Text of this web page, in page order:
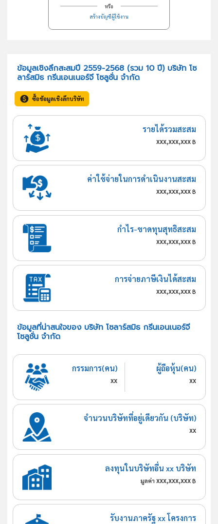
หรือ
สร้างบัญชีผู้ใช้งาน
ข้อมูลเชิงลึกสะสมปี 2559-2568 (รวม 10 ปี) บริษัท โซ
ลาร์สมิธ กรีนเอนเนอร์จี โซลูชั่น จำกัด
ซื้อข้อมูลเชิงลึกบริษัท
รายได้รวมสะสม
xxx,xxx,xxx฿
ค่าใช้จ่ายในการดำเนินงานสะสม
xxx,xxx,xxx฿
กำไร-ขาดทุนสุทธิสะสม
xxx,xxx,xxx฿
การจ่ายภาษีเงินได้สะสม
xxx,xxx,xxx฿
ข้อมูลที่น่าสนใจของ บริษัท โซลาร์สมิธ กรีนเอนเนอร์จี
โซลูชั่น จำกัด
กรรมการ(คน)
xx
ผู้ถือหุ้น(คน)
xx
จำนวนบริษัทที่อยู่เดียวกัน (บริษัท)
xx
ลงทุนในบริษัทอื่น xx บริษัท
มูลค่า xxx,xxx,xxx ฿
รับงานภาครัฐ xx โครงการ